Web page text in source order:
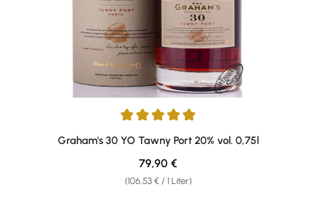
Durchschnittliche Bewertung von 4.89 von 5 Sternen
Graham's 30 YO Tawny Port 20% vol. 0,75l
(106,53 € / 1 Liter)
Regulärer Preis:
79,90 €